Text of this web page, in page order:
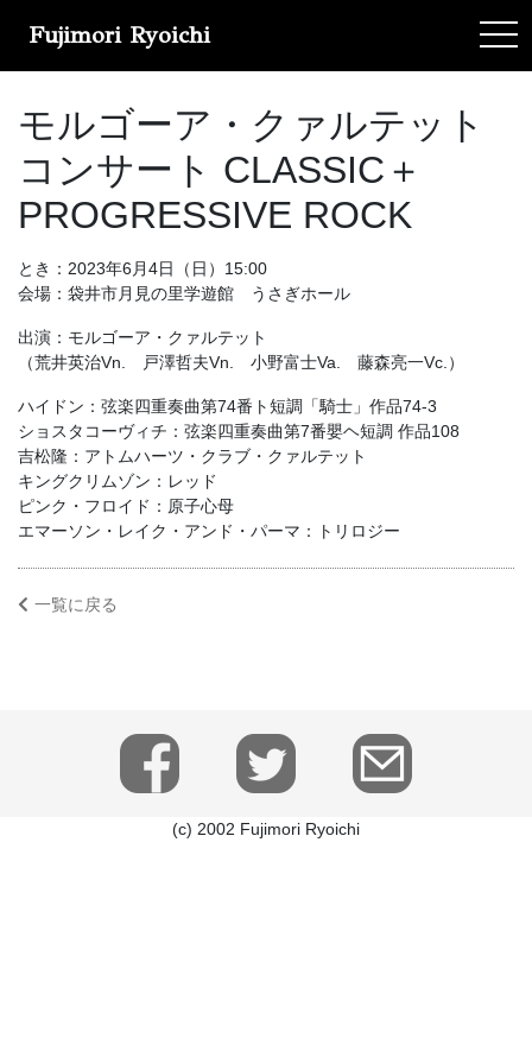
Fujimori Ryoichi
モルゴーア・クァルテット
コンサート CLASSIC＋
PROGRESSIVE ROCK
とき：2023年6月4日（日）15:00
会場：袋井市月見の里学遊館 うさぎホール
出演：モルゴーア・クァルテット
（荒井英治Vn. 戸澤哲夫Vn. 小野富士Va. 藤森亮一Vc.）
ハイドン：弦楽四重奏曲第74番ト短調「騎士」作品74-3
ショスタコーヴィチ：弦楽四重奏曲第7番嬰ヘ短調 作品108
吉松隆：アトムハーツ・クラブ・クァルテット
キングクリムゾン：レッド
ピンク・フロイド：原子心母
エマーソン・レイク・アンド・パーマ：トリロジー
一覧に戻る
(c) 2002 Fujimori Ryoichi